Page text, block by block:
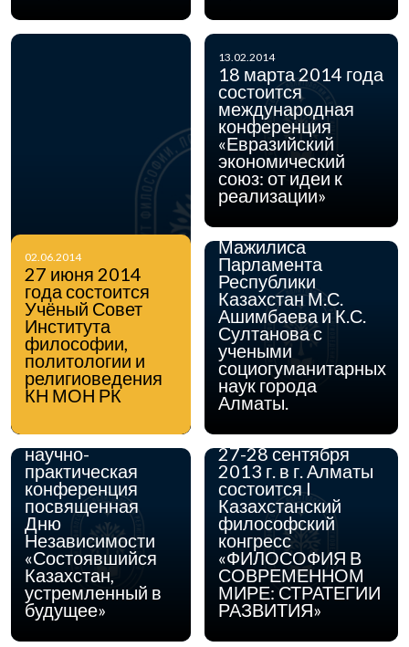
02.06.2014
27 июня 2014
года состоится
Учёный Совет
Института
философии,
политологии и
религиоведения
КН МОН РК
13.02.2014
18 марта 2014 года
состоится
международная
конференция
«Евразийский
экономический
союз: от идеи к
реализации»
10.02.2014
10 февраля 2014
года в Институте
философии,
политологии и
религиоведения КН
МОН РК
состоялась встреча
депутатов
Мажилиса
Парламента
Республики
Казахстан М.С.
Ашимбаева и К.С.
Султанова с
учеными
социогуманитарных
наук города
Алматы.
10.12.2013
года состоится
научно-
практическая
конференция
посвященная
Дню
Независимости
«Состоявшийся
Казахстан,
устремленный в
будущее»
27.09.2013
27-28 сентября
2013 г. в г. Алматы
состоится I
Казахстанский
философский
конгресс
«ФИЛОСОФИЯ В
СОВРЕМЕННОМ
МИРЕ: СТРАТЕГИИ
РАЗВИТИЯ»